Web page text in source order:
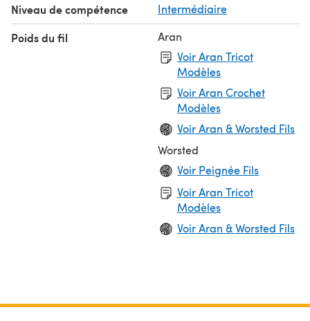
Niveau de compétence Intermédiaire
Poids du fil
Aran
Voir Aran Tricot
Modèles
Voir Aran Crochet
Modèles
Voir Aran & Worsted Fils
Worsted
Voir Peignée Fils
Voir Aran Tricot
Modèles
Voir Aran & Worsted Fils